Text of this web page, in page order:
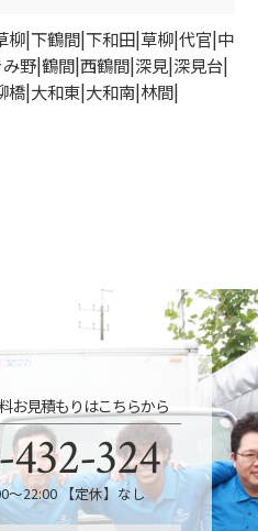
柳|下鶴間|下和田|草柳|代官|中
野|鶴間|西鶴間|深見|深見台|
橋|大和東|大和南|林間|
お見積もりはこちらから
324
〜22:00 【定休】なし